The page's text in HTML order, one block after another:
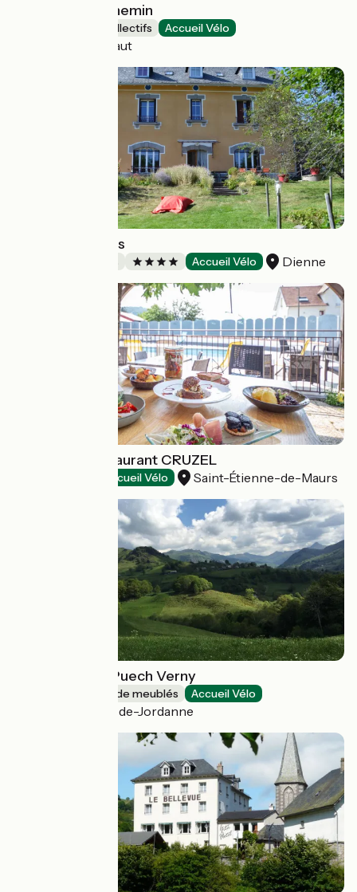
A chacun son chemin
Hébergements collectifs Accueil Vélo
Livinhac-le-Haut
Monts et Délices
Accueil Vélo Dienne
Gîte Hôtel Restaurant CRUZEL
Accueil Vélo Saint-Étienne-de-Maurs
Gîte Sermilik - Puech Verny
Gîtes et locations de meublés Accueil Vélo
Saint-Cirgues-de-Jordanne